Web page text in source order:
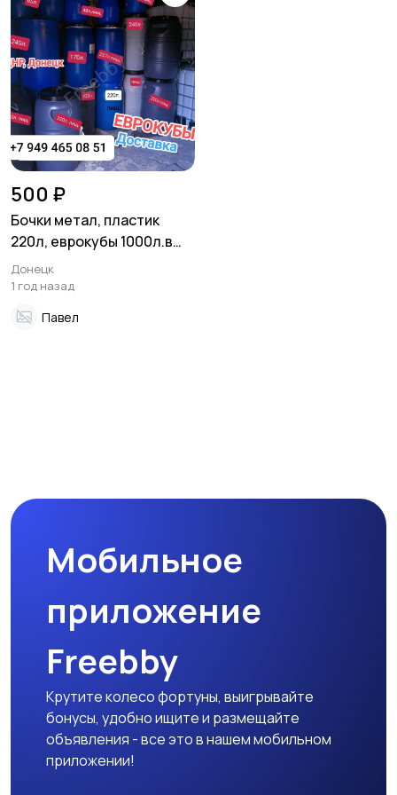
500 ₽
Бочки метал, пластик
220л, еврокубы 1000л.в
ДНР, Донецк
Донецк
1 год назад
Павел
Мобильное
приложение
Freebby
Крутите колесо фортуны, выигрывайте
бонусы, удобно ищите и размещайте
объявления - все это в нашем мобильном
приложении!